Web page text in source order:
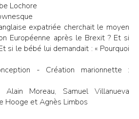
Lochore
expatriée cherchait le moyen
Européenne après le Brexit ? Et si
si le bébé lui demandait : « Pourquoi
- Création marionnette :
Moreau, Samuel Villanueva
Hooge et Agnès Limbos